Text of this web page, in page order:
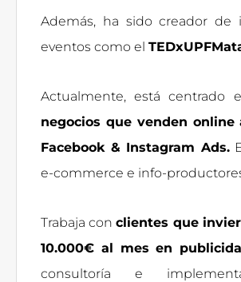
Además, ha sido creador de
eventos como el
Actualmente, está centrado
negocios que venden online
Facebook & Instagram Ads.
e-commerce e info-
Trabaja conclientes que
10.000€ al mes en
consultoría e